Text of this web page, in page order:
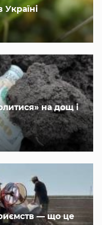
на дощ і
— що це